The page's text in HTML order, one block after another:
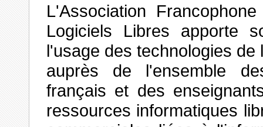
L'Association
Logiciels Libres apporte
l'usage des technologies
auprès de l'ensemble
français et des
ressources informatiques